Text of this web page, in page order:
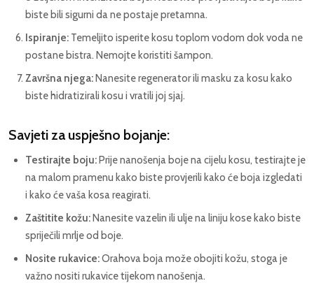
biste bili sigurni da ne postaje pretamna.
Ispiranje: Temeljito isperite kosu toplom vodom dok voda ne
postane bistra. Nemojte koristiti šampon.
Završna njega:Nanesite regenerator ili masku za kosu kako
biste hidratizirali kosu i vratili joj sjaj.
Savjeti za uspješno bojanje:
Testirajte boju:Prije nanošenja boje na cijelu kosu, testirajte je
na malom pramenu kako biste provjerili kako će boja izgledati
i kako će vaša kosa reagirati.
Zaštitite kožu:Nanesite vazelin ili ulje na liniju kose kako biste
spriječili mrlje od boje.
Nosite rukavice:Orahova boja može obojiti kožu, stoga je
važno nositi rukavice tijekom nanošenja.